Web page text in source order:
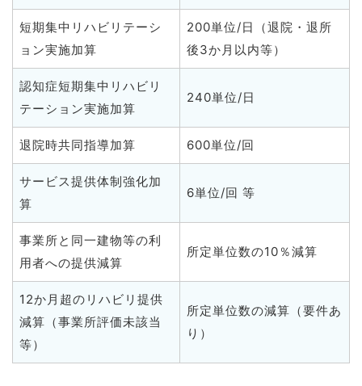
短期集中リハビリテーシ
ョン実施加算
200単位/日（退院・退所
後3か月以内等）
認知症短期集中リハビリ
テーション実施加算
240単位/日
退院時共同指導加算 600単位/回
サービス提供体制強化加
算
6単位/回 等
事業所と同一建物等の利
用者への提供減算
所定単位数の10％減算
12か月超のリハビリ提供
減算（事業所評価未該当
等）
所定単位数の減算（要件あ
り）